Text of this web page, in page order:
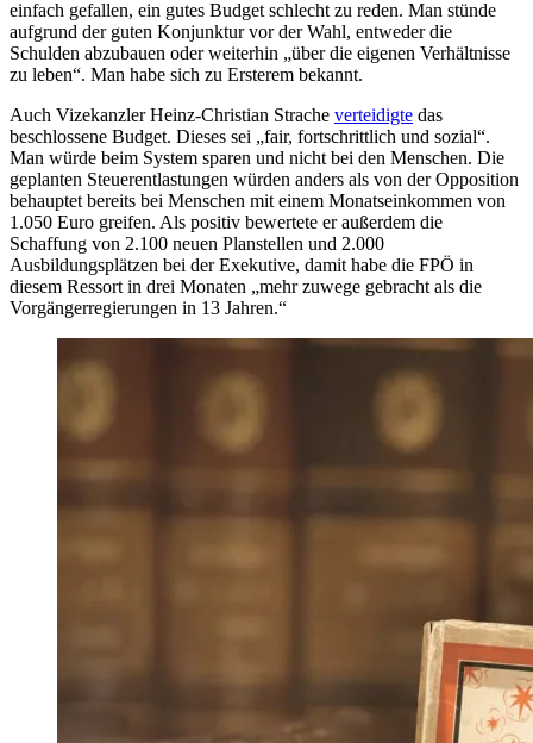
einfach gefallen, ein gutes Budget schlecht zu reden. Man stünde
aufgrund der guten Konjunktur vor der Wahl, entweder die
Schulden abzubauen oder weiterhin „über die eigenen Verhältnisse
zu leben“. Man habe sich zu Ersterem bekannt.
Auch Vizekanzler Heinz-Christian Strache verteidigte das
beschlossene Budget. Dieses sei „fair, fortschrittlich und sozial“.
Man würde beim System sparen und nicht bei den Menschen. Die
geplanten Steuerentlastungen würden anders als von der Opposition
behauptet bereits bei Menschen mit einem Monatseinkommen von
1.050 Euro greifen. Als positiv bewertete er außerdem die
Schaffung von 2.100 neuen Planstellen und 2.000
Ausbildungsplätzen bei der Exekutive, damit habe die FPÖ in
diesem Ressort in drei Monaten „mehr zuwege gebracht als die
Vorgängerregierungen in 13 Jahren.“